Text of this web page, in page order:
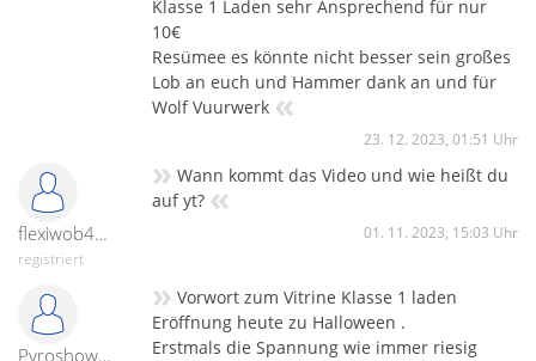
Klasse 1 Laden sehr Ansprechend für nur
10€
Resümee es könnte nicht besser sein großes
Lob an euch und Hammer dank an und für
Wolf Vuurwerk «
23. 12. 2023, 01:51 Uhr
flexiwob45-31729
registriert
» Wann kommt das Video und wie heißt du
auf yt? «
01. 11. 2023, 15:03 Uhr
Pyroshowmaster
» Vorwort zum Vitrine Klasse 1 laden
Eröffnung heute zu Halloween .
Erstmals die Spannung wie immer riesig